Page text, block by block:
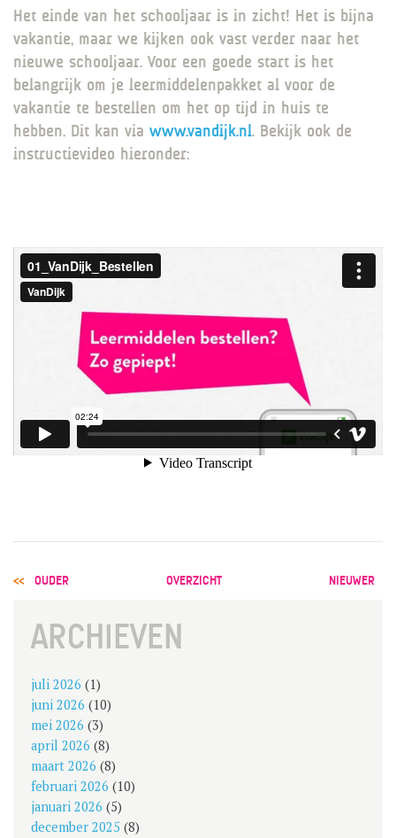
GROEP 8 / JONG CELEANUM
Het einde van het schooljaar is in zicht! Het is bijna
vakantie, maar we kijken ook vast verder naar het
nieuwe schooljaar. Voor een goede start is het
belangrijk om je leermiddelenpakket al voor de
vakantie te bestellen om het op tijd in huis te
hebben. Dit kan via www.vandijk.nl. Bekijk ook de
instructievideo hieronder:
POST
NAVIGATION
OUDER OVERZICHT NIEUWER
ARCHIEVEN
juli 2026 (1)
juni 2026 (10)
mei 2026 (3)
april 2026 (8)
maart 2026 (8)
februari 2026 (10)
januari 2026 (5)
december 2025 (8)